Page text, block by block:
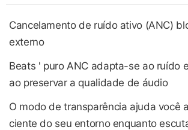
Cancelamento de ruído ativo (ANC)
externo
Beats ' puro ANC adapta-se ao ruído
ao preservar a qualidade de áudio
O modo de transparência ajuda você
ciente do seu entorno enquanto